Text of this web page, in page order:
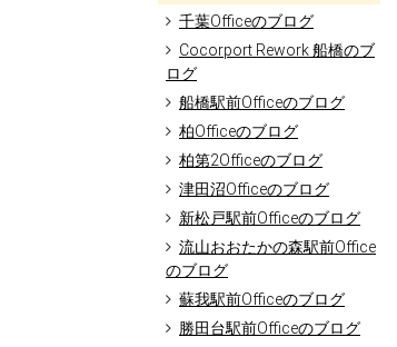
千葉Officeのブログ
Cocorport Rework 船橋のブ
ログ
船橋駅前Officeのブログ
柏Officeのブログ
柏第2Officeのブログ
津田沼Officeのブログ
新松戸駅前Officeのブログ
流山おおたかの森駅前Office
のブログ
蘇我駅前Officeのブログ
勝田台駅前Officeのブログ